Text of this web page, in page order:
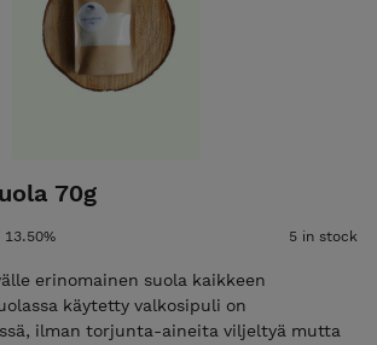
70g
13.50% 5 in stock
erinomainen suola kaikkeen
käytetty valkosipuli on
ilman torjunta-aineita viljeltyä mutta